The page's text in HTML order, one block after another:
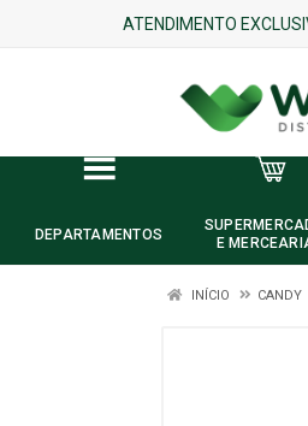
ATENDIMENTO
DEPARTAMENTOS
E
INÍCIO CANDY